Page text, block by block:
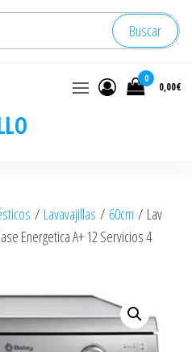
Buscar
0
0,00€
/ Lavavajillas / 60cm / Lav
Energetica A+ 12 Servicios 4